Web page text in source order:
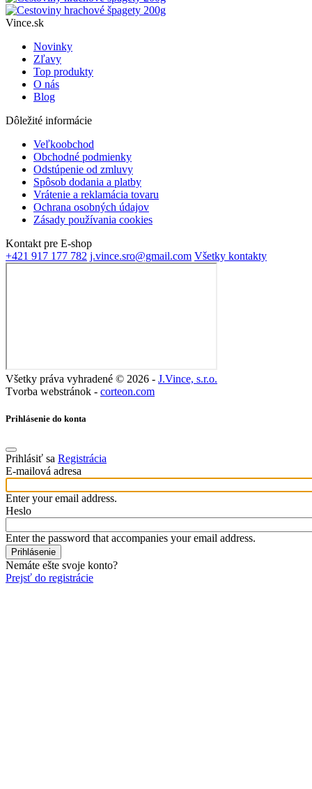
Vince.sk
Novinky
Zľavy
Top produkty
O nás
Blog
Dôležité informácie
Veľkoobchod
Obchodné podmienky
Odstúpenie od zmluvy
Spôsob dodania a platby
Vrátenie a reklamácia tovaru
Ochrana osobných údajov
Zásady používania cookies
Kontakt pre E-shop
+421 917 177 782‬‬ j.vince.sro@gmail.com Všetky kontakty
Všetky práva vyhradené © 2026 - J.Vince, s.r.o.
Tvorba webstránok - corteon.com
Prihlásenie do konta
Prihlásiť sa Registrácia
E-mailová adresa
Enter your email address.
Heslo
Enter the password that accompanies your email address.
Nemáte ešte svoje konto?
Prejsť do registrácie